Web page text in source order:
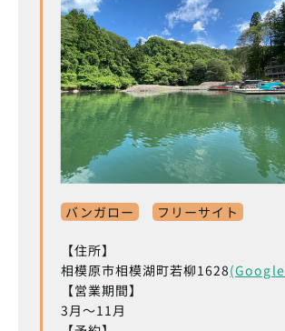
バンガロー フリーサイト
【住所】
相模原市相模湖町若柳1628
【営業期間】
3月～11月